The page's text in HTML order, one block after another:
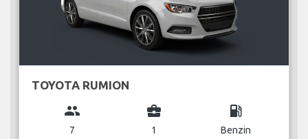
TOYOTA RUMION
group
7
business_center
1
local_gas_station
Benzin